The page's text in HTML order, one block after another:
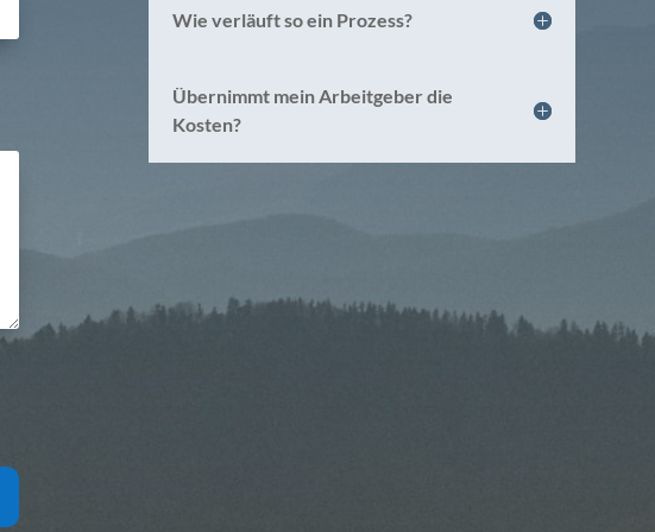
Wie verläuft so ein Prozess?
Übernimmt mein Arbeitgeber die
Kosten?